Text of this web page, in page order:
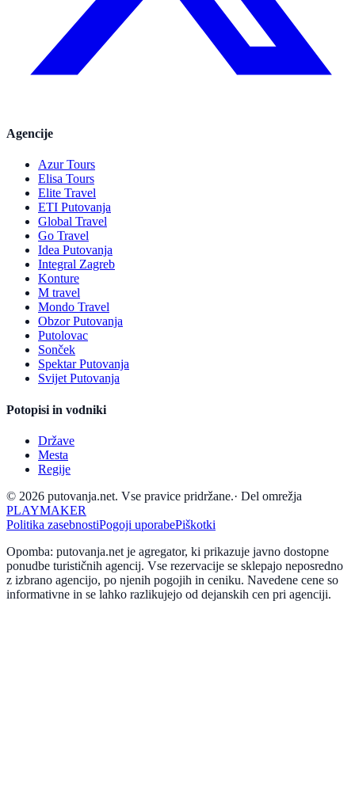
Agencije
Azur Tours
Elisa Tours
Elite Travel
ETI Putovanja
Global Travel
Go Travel
Idea Putovanja
Integral Zagreb
Konture
M travel
Mondo Travel
Obzor Putovanja
Putolovac
Sonček
Spektar Putovanja
Svijet Putovanja
Potopisi in vodniki
Države
Mesta
Regije
© 2026 putovanja.net. Vse pravice pridržane.· Del omrežja
PLAYMAKER
Politika zasebnostiPogoji uporabePiškotki
Opomba: putovanja.net je agregator, ki prikazuje javno dostopne
ponudbe turističnih agencij. Vse rezervacije se sklepajo neposredno
z izbrano agencijo, po njenih pogojih in ceniku. Navedene cene so
informativne in se lahko razlikujejo od dejanskih cen pri agenciji.